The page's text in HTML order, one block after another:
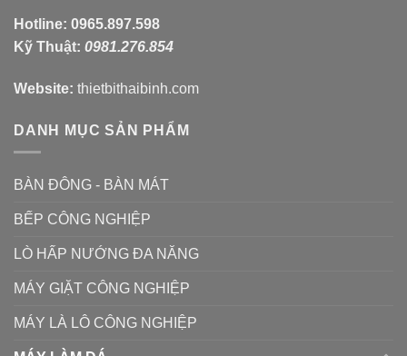
Hotline: 0965.897.598
Kỹ Thuật: 0981.276.854
Website: thietbithaibinh.com
DANH MỤC SẢN PHẨM
BÀN ĐÔNG - BÀN MÁT
BẾP CÔNG NGHIỆP
LÒ HẤP NƯỚNG ĐA NĂNG
MÁY GIẶT CÔNG NGHIỆP
MÁY LÀ LÔ CÔNG NGHIỆP